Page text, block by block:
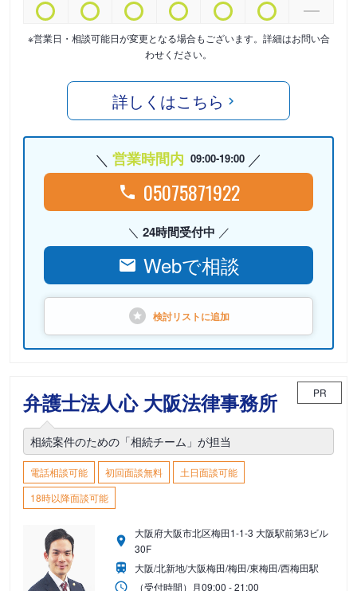
※営業日・相談可能日が変更となる場合もございます。詳細はお問い合
わせください。
詳しくはこちら
営業時間内 09:00-19:00
05075871922
24時間受付中
Webで相談
検討リストに追加
弁護士法人心 大阪法律事務所 PR
相続案件のための「相続チーム」が担当
電話相談可能 初回面談無料
土日面談可能
18時以降面談可能
大阪府大阪市北区梅田1-1-3 大阪駅前第3ビル
30F
大阪/北新地/大阪梅田/梅田/東梅田/西梅田駅
（受付時間） 月09:00 - 21:00